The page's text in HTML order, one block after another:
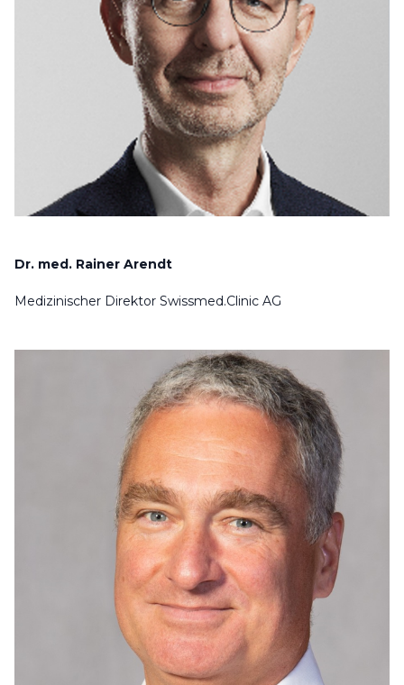
Dr. med. Rainer Arendt
Medizinischer Direktor Swissmed.Clinic AG